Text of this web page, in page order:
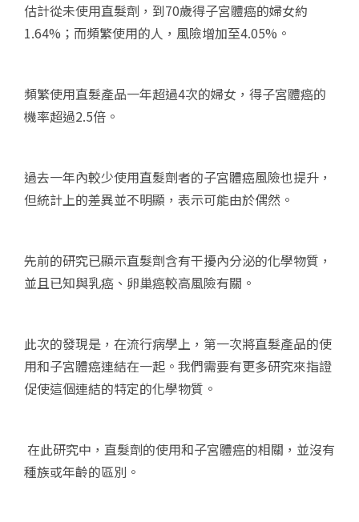
估計從未使用直髮劑，到70歲得子宮體癌的婦女約
1.64%；而頻繁使用的人，風險增加至4.05%。
頻繁使用直髮產品一年超過4次的婦女，得子宮體癌的
機率超過2.5倍。
過去一年內較少使用直髮劑者的子宮體癌風險也提升，
但統計上的差異並不明顯，表示可能由於偶然。
先前的研究已顯示直髮劑含有干擾內分泌的化學物質，
並且已知與乳癌、卵巢癌較高風險有關。
此次的發現是，在流行病學上，第一次將直髮產品的使
用和子宮體癌連結在一起。我們需要有更多研究來指證
促使這個連結的特定的化學物質。
在此研究中，直髮劑的使用和子宮體癌的相關，並沒有
種族或年齡的區別。